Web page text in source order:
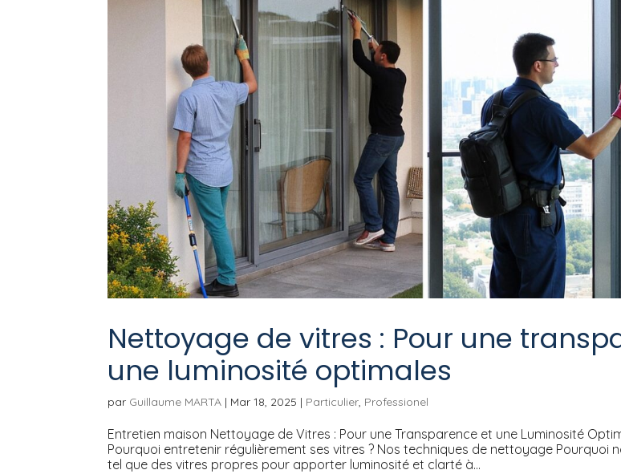
Nettoyage de vitres : Pour une
une luminosité optimales
par Guillaume MARTA | Mar 18, 2025 | Particulier, Professionel
Entretien maison Nettoyage de Vitres : Pour une Transparence et une Luminosité
Pourquoi entretenir régulièrement ses vitres ? Nos techniques de nettoyage Pourquoi
tel que des vitres propres pour apporter luminosité et clarté à...